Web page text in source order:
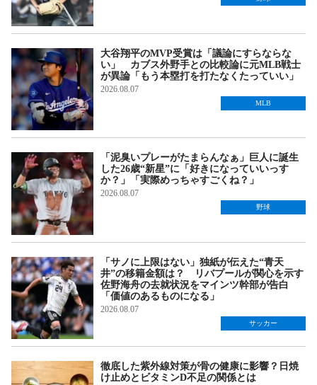
大谷翔平のMVP受賞は「議論にすらならな
い」 カブス外野手との比較論に元MLB戦士
が異論「もう本塁打を打たなくたっていい」
2026.08.07
MLB
「泥臭いプレーがたまらんなぁ」巨人に誕生
した26歳“新星”に「好きになっていいっす
か？」「実際めっちゃすごくね？」
2026.08.07
野球
「サノに上限はない」独紙が伝えた“青天
井”の移籍金額は？ リバプールが関心を示す
佐野海舟の去就状況をマインツ幹部が告白
「価値のあるものになる」
2026.08.07
サッカー
徹底した紫外線対策が骨の健康に影響？日焼
け止めとビタミンD不足の関係とは